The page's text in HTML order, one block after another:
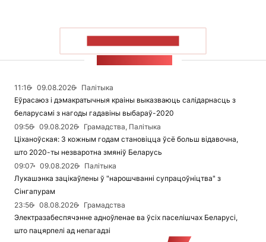
11:16 09.08.2026
Палітыка
Еўрасаюз і дэмакратычныя краіны выказваюць салідарнасць з
беларусамі з нагоды гадавіны выбараў-2020
09:56
09.08.2026
Грамадства, Палітыка
Ціханоўская: З кожным годам становіцца ўсё больш відавочна,
што 2020-ты незваротна змяніў Беларусь
09:07
09.08.2026
Палітыка
Лукашэнка зацікаўлены ў "нарошчванні супрацоўніцтва" з
Сінгапурам
23:56
08.08.2026
Грамадства
Электразабеспячэнне адноўленае ва ўсіх паселішчах Беларусі,
што пацярпелі ад непагадзі